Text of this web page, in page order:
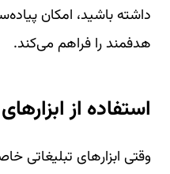
داشته باشید، امکان
هدفمند را فراهم می‌کند.
استفاده از
وقتی ابزارهای تبلیغاتی